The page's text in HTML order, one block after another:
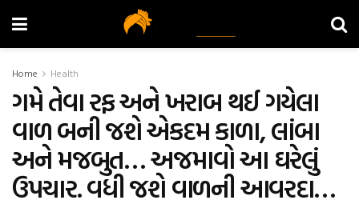
Home Health
ગમે તેવા રફ અને ખરાબ થઈ ગયેલા
વાળ બની જશે એકદમ કાળા, લાંબા
અને મજબુત… અજમાવો આ ઘરેલું
ઉપચાર. વધી જશે વાળની આવરદા…